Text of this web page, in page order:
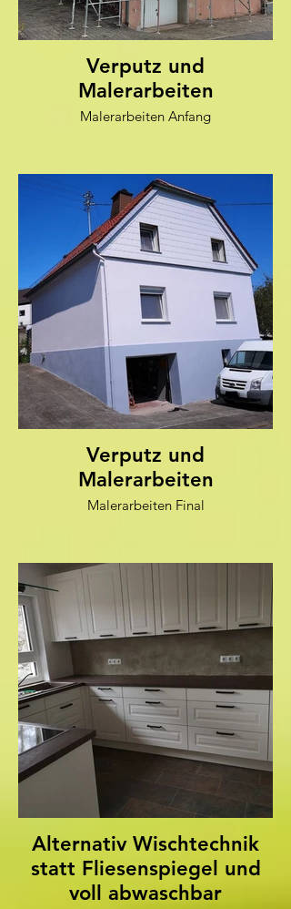
Verputz und
Malerarbeiten
Malerarbeiten Anfang
Verputz und
Malerarbeiten
Malerarbeiten Final
Alternativ Wischtechnik
statt Fliesenspiegel und
voll abwaschbar